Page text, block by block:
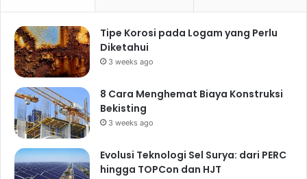
Tipe Korosi pada Logam yang Perlu
Diketahui
3 weeks ago
8 Cara Menghemat Biaya Konstruksi
Bekisting
3 weeks ago
Evolusi Teknologi Sel Surya: dari PERC
hingga TOPCon dan HJT